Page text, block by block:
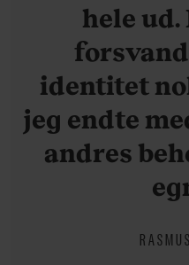
hele
identitet
jeg endte
andres